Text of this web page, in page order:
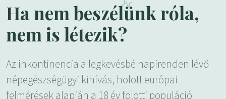
Ha nem beszélünk róla,
nem is létezik?
Az inkontinencia a legkevésbé napirenden lévő
népegészségügyi kihívás, holott európai
felmérések alapján a 18 év fölötti populáció